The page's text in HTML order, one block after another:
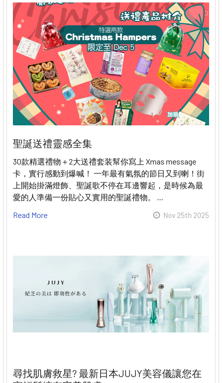
聖誕送禮靈感全集
30款精選禮物＋2大送禮套装幫你寫上 Xmas message
卡，實行感動到爆喊！ 一年最有氣氛的節日又到喇！街
上開始掛滿燈飾、聖誕歌不停在耳邊響起，是時候為最
愛的人準備一份貼心又實用的聖誕禮物。 …
Read More
Nov 25th 2025
尋找肌膚救星? 最新日本JUJY美容儀讓您在